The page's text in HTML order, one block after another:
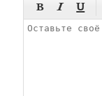
  